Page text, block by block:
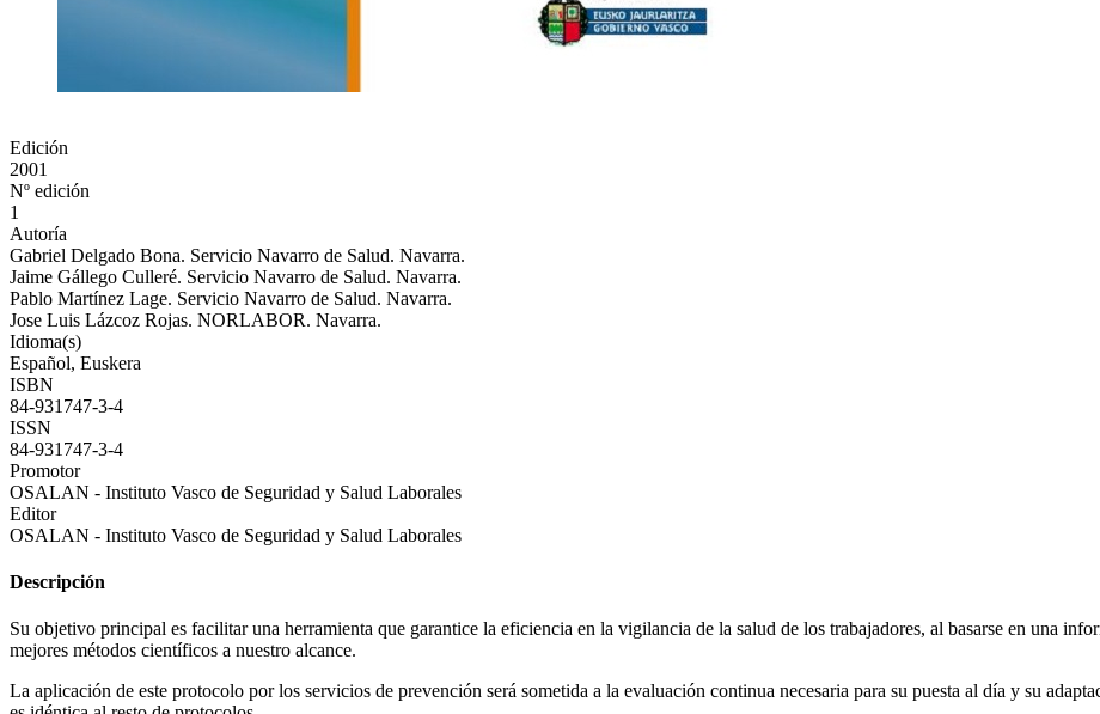
Edición
2001
Nº edición
1
Autoría
Gabriel Delgado Bona. Servicio Navarro de Salud. Navarra.
Jaime Gállego Culleré. Servicio Navarro de Salud. Navarra.
Pablo Martínez Lage. Servicio Navarro de Salud. Navarra.
Jose Luis Lázcoz Rojas. NORLABOR. Navarra.
Idioma(s)
Español, Euskera
ISBN
84-931747-3-4
ISSN
84-931747-3-4
Promotor
OSALAN - Instituto Vasco de Seguridad y Salud Laborales
Editor
OSALAN - Instituto Vasco de Seguridad y Salud Laborales
Descripción
Su objetivo principal es facilitar una herramienta que garantice la eficiencia en la vigilancia de la salud de los trabajadores, al basarse en una
mejores métodos científicos a nuestro alcance.
La aplicación de este protocolo por los servicios de prevención será sometida a la evaluación continua necesaria para su puesta al día y su